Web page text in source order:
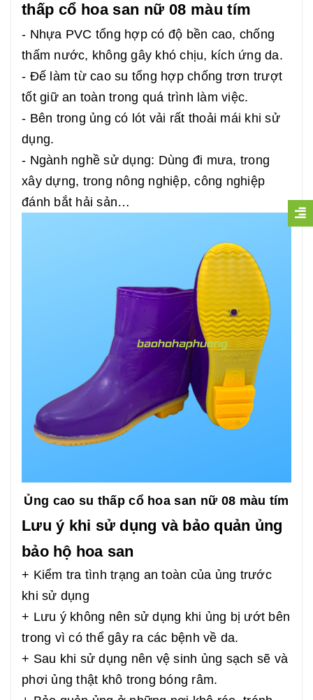
thấp cổ hoa san nữ 08 màu tím
- Nhựa PVC tổng hợp có độ bền cao, chống
thấm nước, không gây khó chịu, kích ứng da.
- Đế làm từ cao su tổng hợp chống trơn trượt
tốt giữ an toàn trong quá trình làm việc.
- Bên trong ủng có lót vải rất thoải mái khi sử
dụng.
- Ngành nghề sử dụng: Dùng đi mưa, trong
xây dựng, trong nông nghiệp, công nghiệp
đánh bắt hải sản…
Ủng cao su thấp cổ hoa san nữ 08 màu tím
Lưu ý khi sử dụng và bảo quản ủng
bảo hộ hoa san
+ Kiểm tra tình trạng an toàn của ủng trước
khi sử dụng
+ Lưu ý không nên sử dụng khi ủng bị ướt bên
trong vì có thể gây ra các bệnh về da.
+ Sau khi sử dụng nên vệ sinh ủng sạch sẽ và
phơi ủng thật khô trong bóng râm.